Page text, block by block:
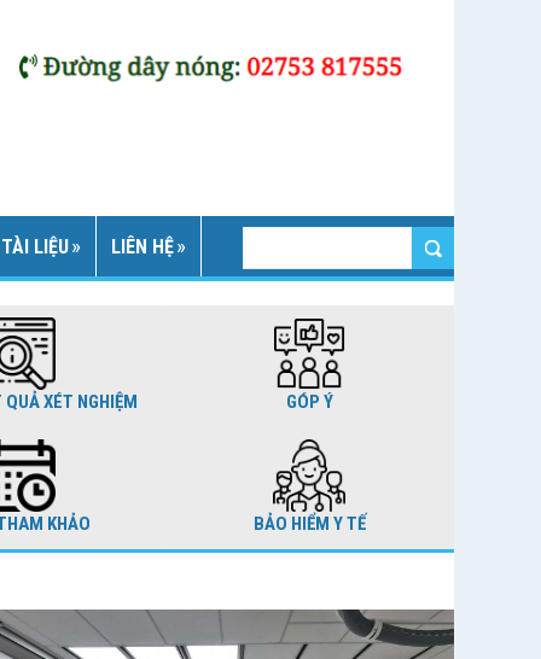
TÀI LIỆU LIÊN HỆ
XÉT NGHIỆM GÓP Ý
KHẢO BẢO HIỂM Y TẾ